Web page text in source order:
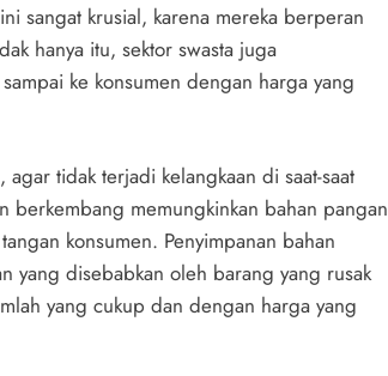
sangat krusial, karena mereka berperan
hanya itu, sektor swasta juga
ke konsumen dengan harga yang
tidak terjadi kelangkaan di saat-saat
berkembang memungkinkan bahan pangan
konsumen. Penyimpanan bahan
yang disebabkan oleh barang yang rusak
yang cukup dan dengan harga yang